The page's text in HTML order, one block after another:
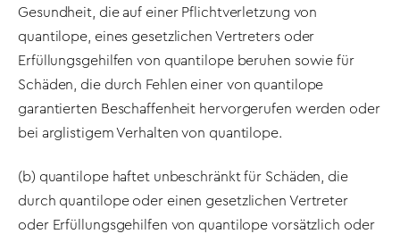
Gesundheit, die auf einer Pflichtverletzung von
quantilope, eines gesetzlichen Vertreters oder
Erfüllungsgehilfen von quantilope beruhen sowie für
Schäden, die durch Fehlen einer von quantilope
garantierten Beschaffenheit hervorgerufen werden oder
bei arglistigem Verhalten von quantilope.
(b) quantilope haftet unbeschränkt für Schäden, die
durch quantilope oder einen gesetzlichen Vertreter
oder Erfüllungsgehilfen von quantilope vorsätzlich oder